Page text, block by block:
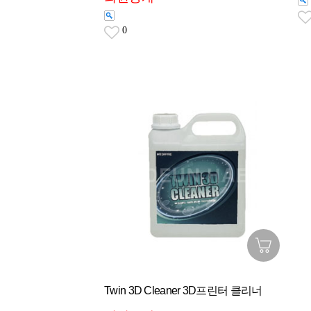
0
Twin 3D Cleaner 3D프린터 클리너